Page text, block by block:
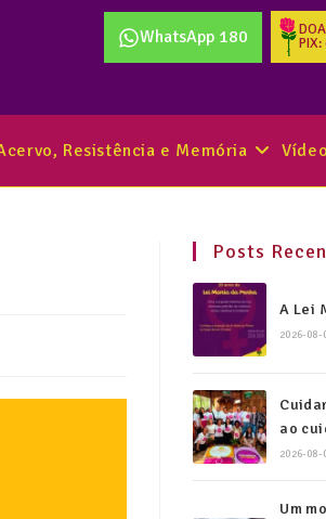
WhatsApp 180
Resistência e Memória
Posts
A Lei
2026-08-
ao
2026-08-
Um